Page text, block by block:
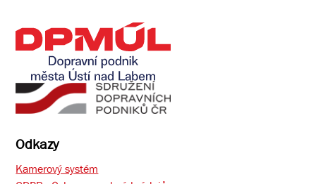
Odkazy
Kamerový systém